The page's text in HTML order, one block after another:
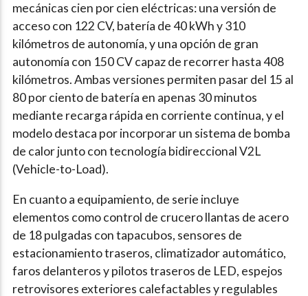
mecánicas cien por cien eléctricas: una versión de
acceso con 122 CV, batería de 40 kWh y 310
kilómetros de autonomía, y una opción de gran
autonomía con 150 CV capaz de recorrer hasta 408
kilómetros. Ambas versiones permiten pasar del 15 al
80 por ciento de batería en apenas 30 minutos
mediante recarga rápida en corriente continua, y el
modelo destaca por incorporar un sistema de bomba
de calor junto con tecnología bidireccional V2L
(Vehicle-to-Load).
En cuanto a equipamiento, de serie incluye
elementos como control de crucero llantas de acero
de 18 pulgadas con tapacubos, sensores de
estacionamiento traseros, climatizador automático,
faros delanteros y pilotos traseros de LED, espejos
retrovisores exteriores calefactables y regulables